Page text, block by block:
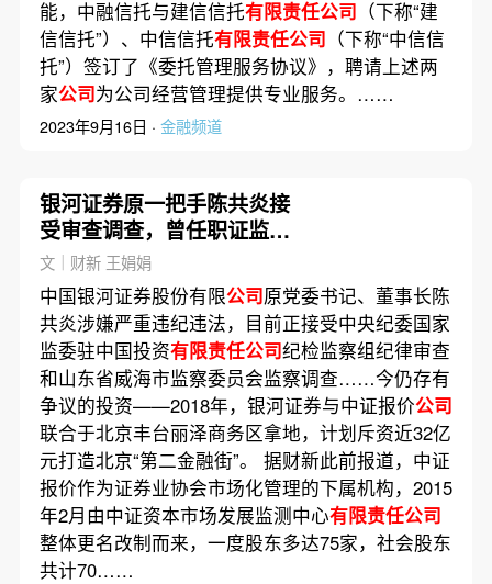
能，中融信托与建信信托有限责任公司 （下称“建
信信托”）、中信信托有限责任公司 （下称“中信信
托”）签订了《委托管理服务协议》，聘请上述两
家公司为公司经营管理提供专业服务。……
2023年9月16日 · 金融频道
银河证券原一把手陈共炎接
受审查调查，曾任职证监会
17年
文｜财新 王娟娟
中国银河证券股份有限公司原党委书记、董事长陈
共炎涉嫌严重违纪违法，目前正接受中央纪委国家
监委驻中国投资有限责任公司纪检监察组纪律审查
和山东省威海市监察委员会监察调查……今仍存有
争议的投资——2018年，银河证券与中证报价公司
联合于北京丰台丽泽商务区拿地，计划斥资近32亿
元打造北京“第二金融街”。 据财新此前报道，中证
报价作为证券业协会市场化管理的下属机构，2015
年2月由中证资本市场发展监测中心有限责任公司
整体更名改制而来，一度股东多达75家，社会股东
共计70……